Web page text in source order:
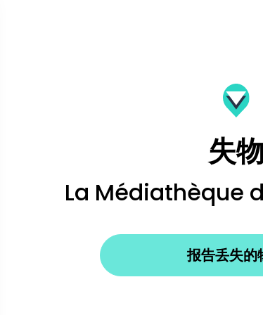
失物
La Médiathèque
报告丢失的